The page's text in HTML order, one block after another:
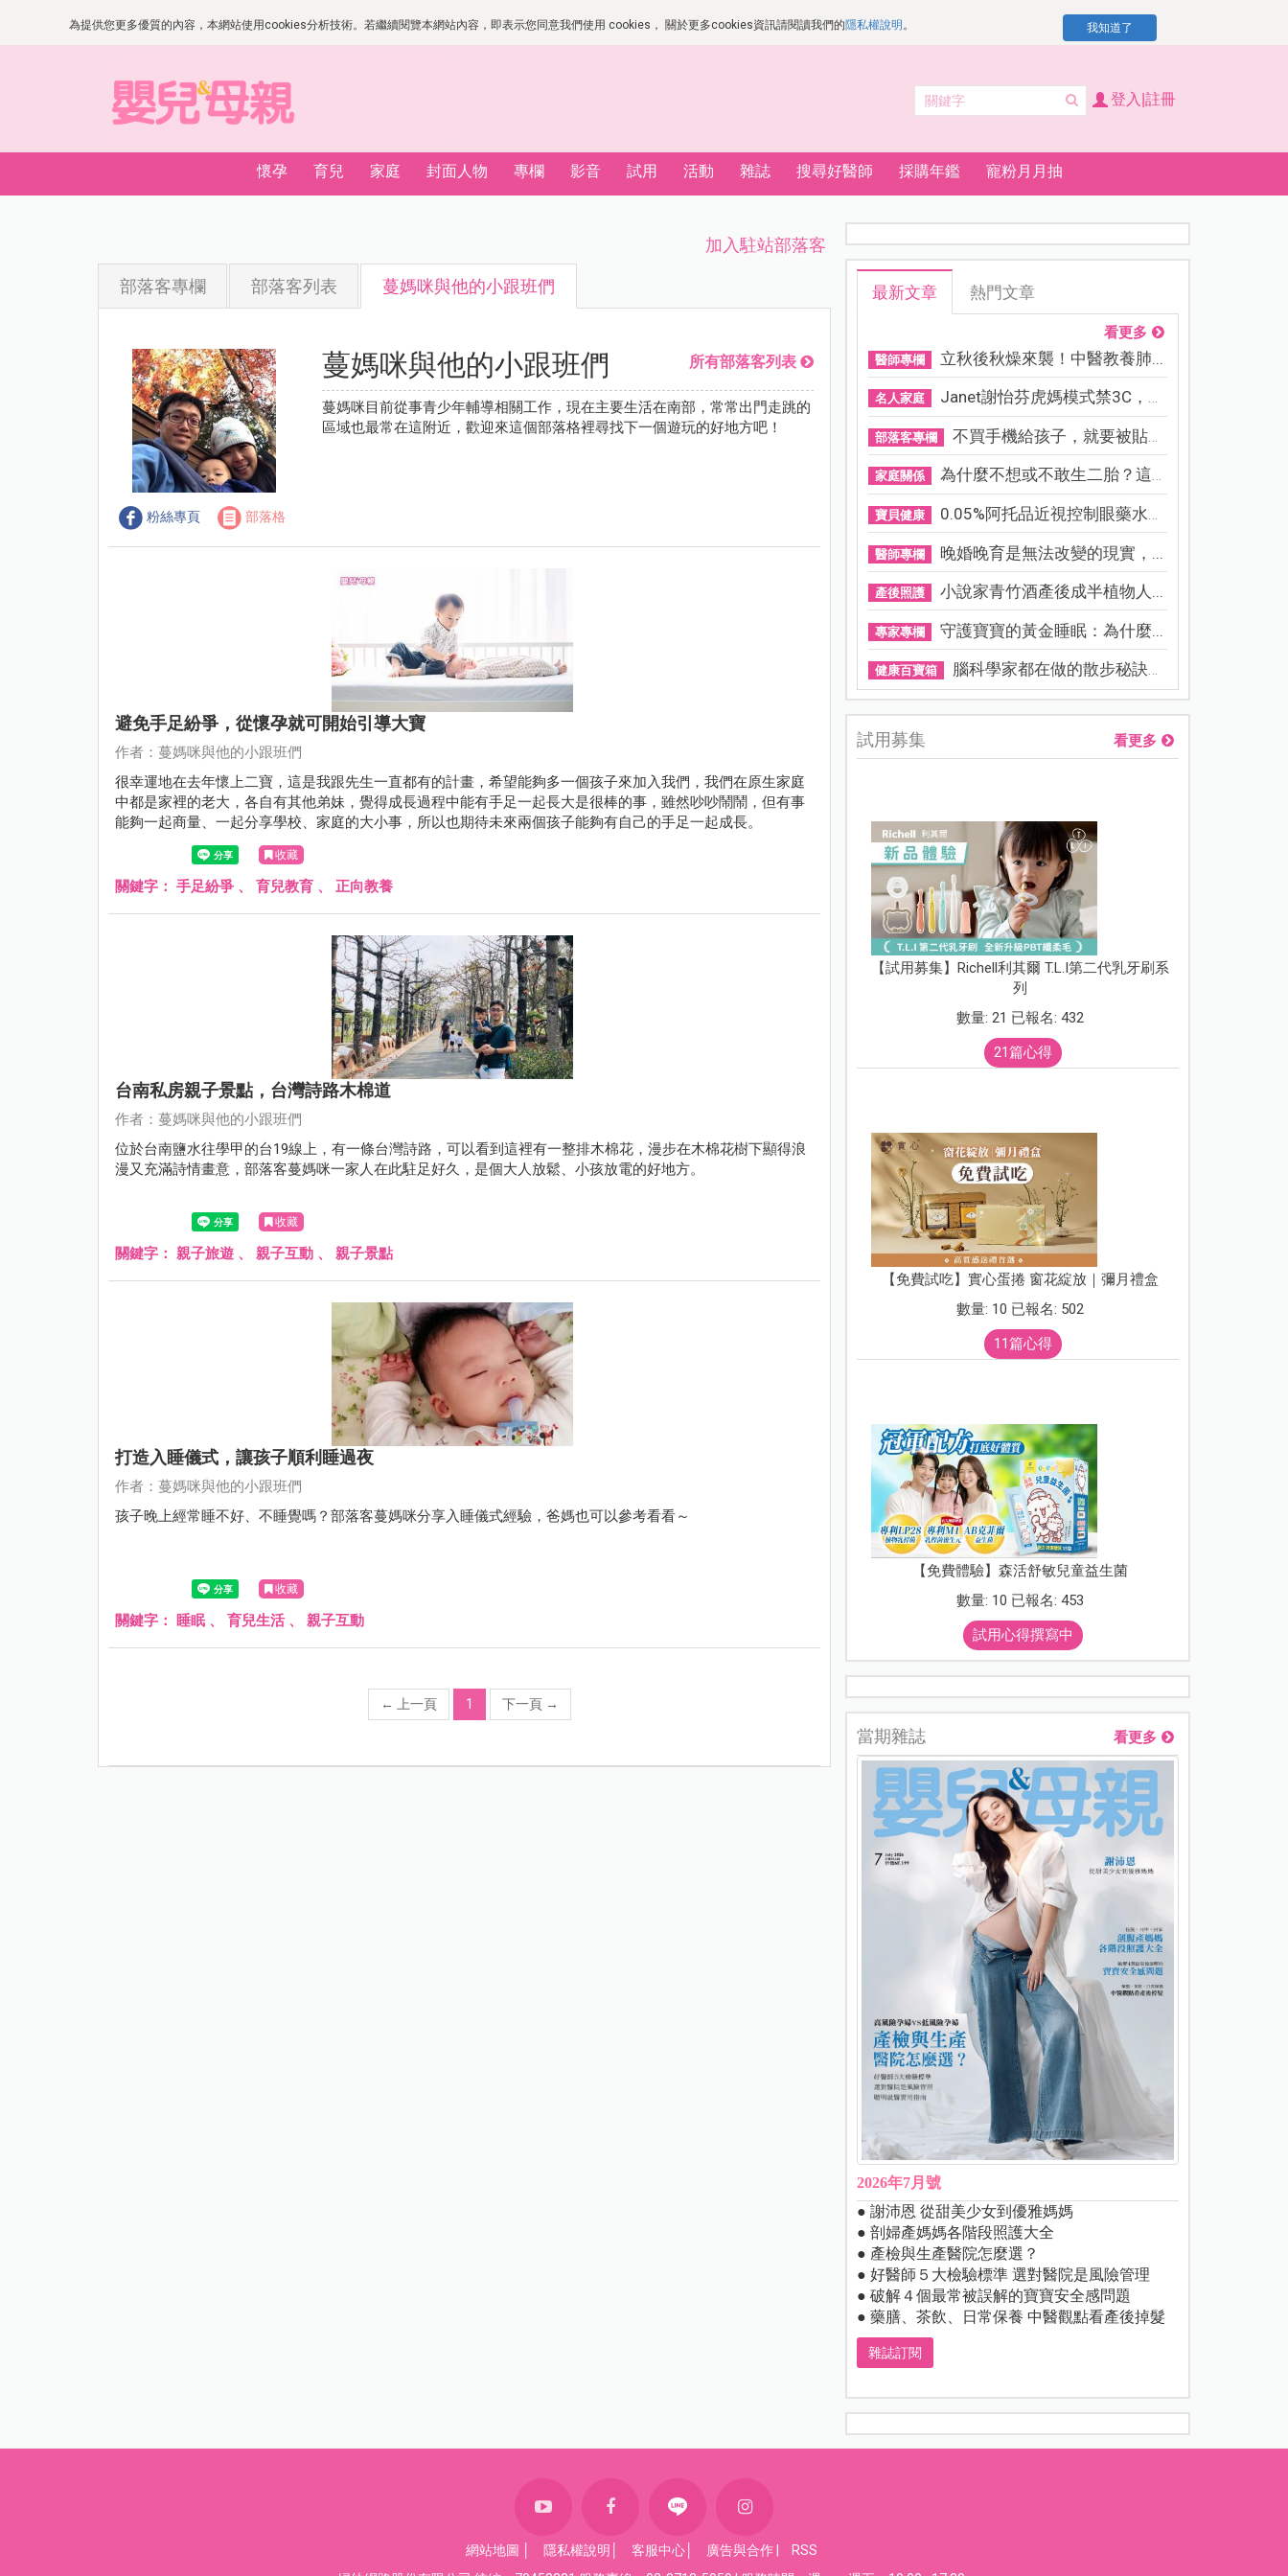
為提供您更多優質的內容，本網站使用cookies分析技術。若繼續閱覽本網站內容，即表示您同意我們使用 cookies， 關於更多cookies資訊請閱讀我們的隱私權說明 。 我知道了
登入|註冊
懷孕 育兒 家庭 封面人物 專欄 影音 試用 活動 雜誌 搜尋好醫師 採購年鑑 寵粉月月抽
加入駐站部落客
部落客專欄 部落客列表 蔓媽咪與他的小跟班們
粉絲專頁 部落格
蔓媽咪與他的小跟班們 所有部落客列表
蔓媽咪目前從事青少年輔導相關工作，現在主要生活在南部，常常出門走跳的
區域也最常在這附近，歡迎來這個部落格裡尋找下一個遊玩的好地方吧！
避免手足紛爭，從懷孕就可開始引導大寶
作者：蔓媽咪與他的小跟班們
很幸運地在去年懷上二寶，這是我跟先生一直都有的計畫，希望能夠多一個孩子來加入我們，我們在原生家庭
中都是家裡的老大，各自有其他弟妹，覺得成長過程中能有手足一起長大是很棒的事，雖然吵吵鬧鬧，但有事
能夠一起商量、一起分享學校、家庭的大小事，所以也期待未來兩個孩子能夠有自己的手足一起成長。
收藏
關鍵字： 手足紛爭 、 育兒教育 、 正向教養
台南私房親子景點，台灣詩路木棉道
作者：蔓媽咪與他的小跟班們
位於台南鹽水往學甲的台19線上，有一條台灣詩路，可以看到這裡有一整排木棉花，漫步在木棉花樹下顯得浪
漫又充滿詩情畫意，部落客蔓媽咪一家人在此駐足好久，是個大人放鬆、小孩放電的好地方。
收藏
關鍵字： 親子旅遊 、 親子互動 、 親子景點
打造入睡儀式，讓孩子順利睡過夜
作者：蔓媽咪與他的小跟班們
孩子晚上經常睡不好、不睡覺嗎？部落客蔓媽咪分享入睡儀式經驗，爸媽也可以參考看看～
收藏
關鍵字： 睡眠、 育兒生活、 親子互動
← 上一頁 1 下一頁 →
最新文章 熱門文章
看更多
醫師專欄 立秋後秋燥來襲！中醫教養肺...
名人家庭 Janet謝怡芬虎媽模式禁3C，看...
部落客專欄 不買手機給孩子，就要被貼「...
家庭關係 為什麼不想或不敢生二胎？這8...
寶貝健康 0.05%阿托品近視控制眼藥水納...
醫師專欄 晚婚晚育是無法改變的現實，...
產後照護 小說家青竹酒產後成半植物人...
專家專欄 守護寶寶的黃金睡眠：為什麼...
健康百寶箱 腦科學家都在做的散步秘訣！...
試用募集 看更多
【試用募集】Richell利其爾 T.L.I第二代乳牙刷系
列
數量: 21 已報名: 432
21篇心得
【免費試吃】實心蛋捲 窗花綻放｜彌月禮盒
數量: 10 已報名: 502
11篇心得
【免費體驗】森活舒敏兒童益生菌
數量: 10 已報名: 453
試用心得撰寫中
當期雜誌 看更多
2026年7月號
● 謝沛恩 從甜美少女到優雅媽媽
● 剖婦產媽媽各階段照護大全
● 產檢與生產醫院怎麼選？
● 好醫師５大檢驗標準 選對醫院是風險管理
● 破解４個最常被誤解的寶寶安全感問題
● 藥膳、茶飲、日常保養 中醫觀點看產後掉髮
雜誌訂閱
網站地圖 隱私權說明 客服中心 廣告與合作
RSS